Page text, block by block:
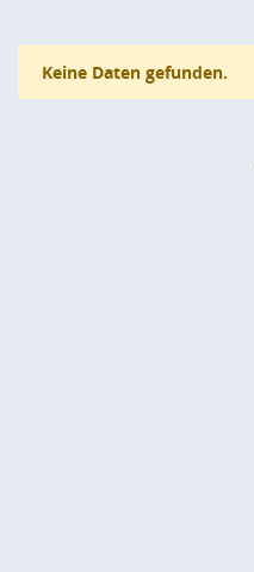
Keine Daten gefunden.